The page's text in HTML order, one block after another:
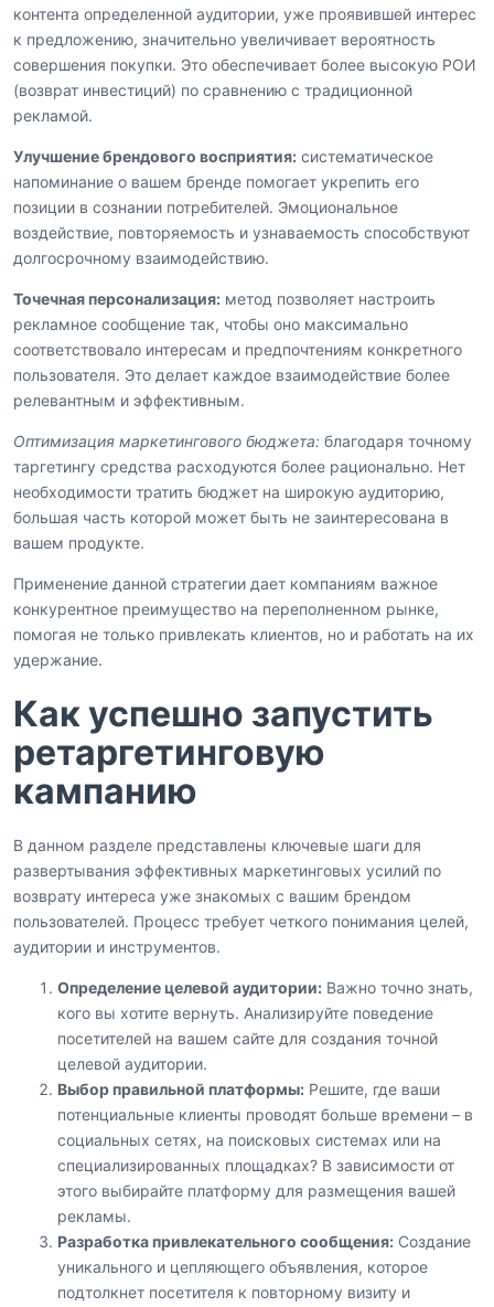
контента определенной аудитории, уже проявившей интерес
к предложению, значительно увеличивает вероятность
совершения покупки. Это обеспечивает более высокую РОИ
(возврат инвестиций) по сравнению с традиционной
рекламой.
Улучшение брендового восприятия: систематическое
напоминание о вашем бренде помогает укрепить его
позиции в сознании потребителей. Эмоциональное
воздействие, повторяемость и узнаваемость способствуют
долгосрочному взаимодействию.
Точечная персонализация: метод позволяет настроить
рекламное сообщение так, чтобы оно максимально
соответствовало интересам и предпочтениям конкретного
пользователя. Это делает каждое взаимодействие более
релевантным и эффективным.
Оптимизация маркетингового бюджета: благодаря точному
таргетингу средства расходуются более рационально. Нет
необходимости тратить бюджет на широкую аудиторию,
большая часть которой может быть не заинтересована в
вашем продукте.
Применение данной стратегии дает компаниям важное
конкурентное преимущество на переполненном рынке,
помогая не только привлекать клиентов, но и работать на их
удержание.
Как успешно запустить
ретаргетинговую
кампанию
В данном разделе представлены ключевые шаги для
развертывания эффективных маркетинговых усилий по
возврату интереса уже знакомых с вашим брендом
пользователей. Процесс требует четкого понимания целей,
аудитории и инструментов.
Определение целевой аудитории: Важно точно знать,
кого вы хотите вернуть. Анализируйте поведение
посетителей на вашем сайте для создания точной
целевой аудитории.
Выбор правильной платформы: Решите, где ваши
потенциальные клиенты проводят больше времени – в
социальных сетях, на поисковых системах или на
специализированных площадках? В зависимости от
этого выбирайте платформу для размещения вашей
рекламы.
Разработка привлекательного сообщения: Создание
уникального и цепляющего объявления, которое
подтолкнет посетителя к повторному визиту и